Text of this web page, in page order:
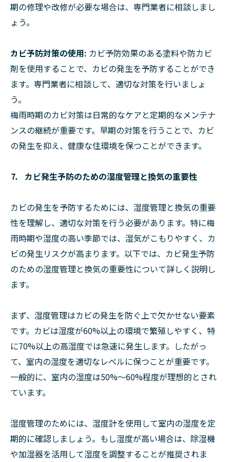
期の修理や改修が必要な場合は、専門業者に相談しまし
ょう。
カビ予防対策の使用: カビ予防効果のある塗料や防カビ
剤を使用することで、カビの発生を予防することができ
ます。専門業者に相談して、適切な対策を行いましょ
う。
梅雨時期のカビ対策は日常的なケアと定期的なメンテナ
ンスの継続が重要です。早期の対策を行うことで、カビ
の発生を抑え、健康な住環境を保つことができます。
⒎ カビ発生予防のための湿度管理と換気の重要性
カビの発生を予防するためには、湿度管理と換気の重要
性を理解し、適切な対策を行う必要があります。特に梅
雨時期や湿度の高い季節では、湿気がこもりやすく、カ
ビの発生リスクが高まります。以下では、カビ発生予防
のための湿度管理と換気の重要性について詳しく説明し
ます。
まず、湿度管理はカビの発生を防ぐ上で欠かせない要素
です。カビは湿度が60%以上の環境で繁殖しやすく、特
に70%以上の高湿度では急速に発生します。したがっ
て、室内の湿度を適切なレベルに保つことが重要です。
一般的に、室内の湿度は50%〜60%程度が理想的とされ
ています。
湿度管理のためには、湿度計を使用して室内の湿度を定
期的に確認しましょう。もし湿度が高い場合は、除湿機
や加湿器を活用して湿度を調整することが推奨されま